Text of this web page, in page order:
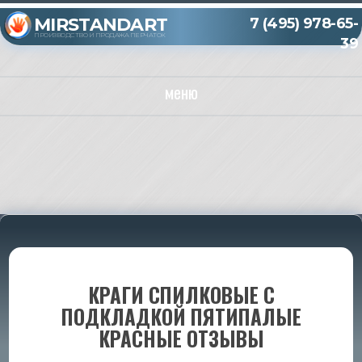
MIRSTANDART
ПРОИЗВОДСТВО И ПРОДАЖА ПЕРЧАТОК
7 (495) 978-65-
39
меню
КРАГИ СПИЛКОВЫЕ С
ПОДКЛАДКОЙ ПЯТИПАЛЫЕ
КРАСНЫЕ ОТЗЫВЫ